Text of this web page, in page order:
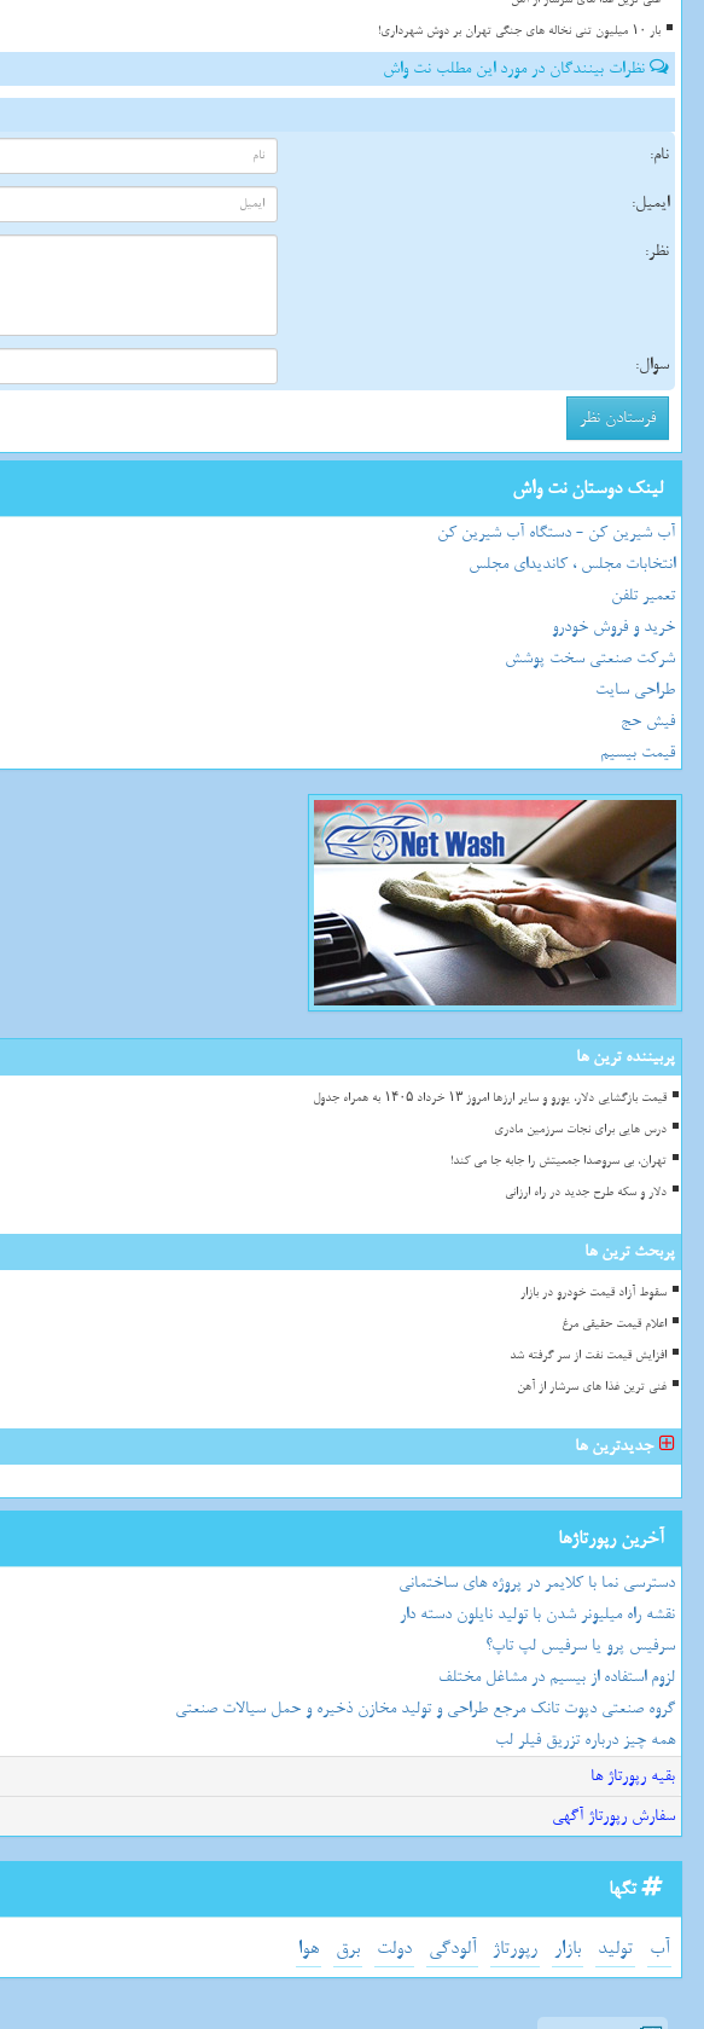
بار ۱۰ میلیون تنی نخاله های جنگی تهران بر دوش شهرداری!
نظرات بینندگان در مورد این مطلب نت واش
نام:
ایمیل:
نظر:
سوال:
لینک دوستان نت واش
آب شیرین کن - دستگاه آب شیرین کن
انتخابات مجلس ، کاندیدای مجلس
تعمیر تلفن
خرید و فروش خودرو
شرکت صنعتی سخت پوشش
طراحی سایت
فیش حج
قیمت بیسیم
پربیننده ترین ها
قیمت بازگشایی دلار، یورو و سایر ارزها امروز ۱۳ خرداد ۱۴۰۵ به همراه جدول
درس هایی برای نجات سرزمین مادری
تهران، بی سروصدا جمعیتش را جابه جا می کند!
دلار و سکه طرح جدید در راه ارزانی
پربحث ترین ها
سقوط آزاد قیمت خودرو در بازار
اعلام قیمت حقیقی مرغ
افزایش قیمت نفت از سر گرفته شد
غنی ترین غذا های سرشار از آهن
جدیدترین ها
آخرین رپورتاژها
دسترسی نما با کلایمر در پروژه های ساختمانی
نقشه راه میلیونر شدن با تولید نایلون دسته دار
سرفیس پرو یا سرفیس لپ تاپ؟
لزوم استفاده از بیسیم در مشاغل مختلف
گروه صنعتی دپوت تانک مرجع طراحی و تولید مخازن ذخیره و حمل سیالات صنعتی
همه چیز درباره تزریق فیلر لب
بقیه رپورتاژ ها
سفارش رپورتاژ آگهی
تگها
آب تولید بازار رپورتاژ آلودگی دولت برق هوا